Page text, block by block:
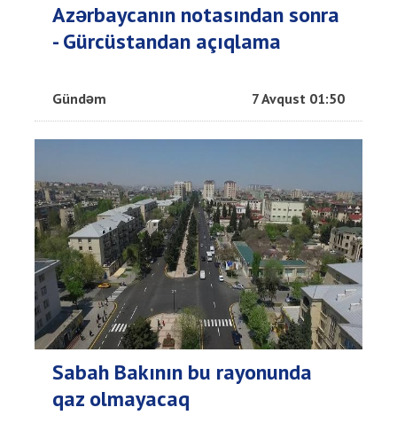
Azərbaycanın notasından sonra
- Gürcüstandan açıqlama
Gündəm 7 Avqust 01:50
Sabah Bakının bu rayonunda
qaz olmayacaq